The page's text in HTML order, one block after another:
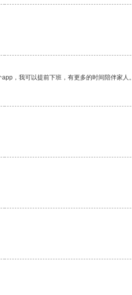
，我可以提前下班，有更多的时间陪伴家人。